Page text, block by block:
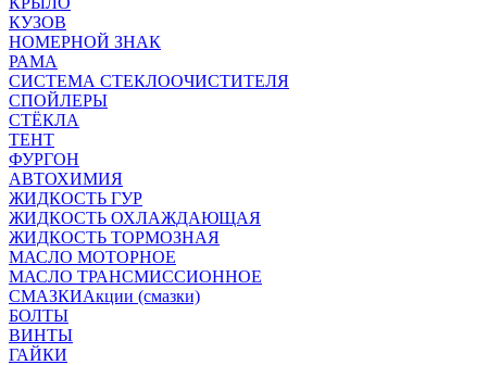
КУЗОВ
НОМЕРНОЙ ЗНАК
РАМА
СИСТЕМА СТЕКЛООЧИСТИТЕЛЯ
СПОЙЛЕРЫ
СТЁКЛА
ТЕНТ
ФУРГОН
АВТОХИМИЯ
ЖИДКОСТЬ ГУР
ЖИДКОСТЬ ОХЛАЖДАЮЩАЯ
ЖИДКОСТЬ ТОРМОЗНАЯ
МАСЛО МОТОРНОЕ
МАСЛО ТРАНСМИССИОННОЕ
СМАЗКИАкции (смазки)
БОЛТЫ
ВИНТЫ
ГАЙКИ